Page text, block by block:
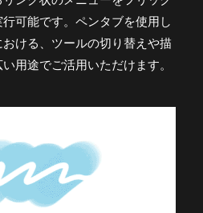
可能です。ペンタブを使用し
ける、ツールの切り替えや描
用途でご活用いただけます。